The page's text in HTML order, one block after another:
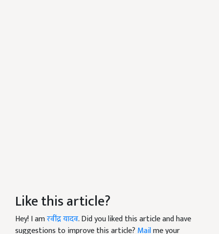
Like this article?
Hey! I amरवींद्र यादव. Did you liked this article and have
suggestions to improve this article? Mailme your